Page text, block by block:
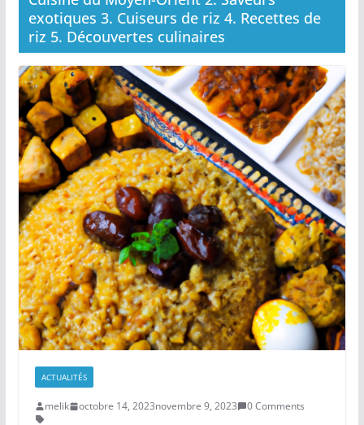
exotiques 3. Cuiseurs de riz 4. Recettes de
riz 5. Découvertes culinaires
ACTUALITÉS
melik octobre 14, 2023novembre 9, 2023
0 Comments